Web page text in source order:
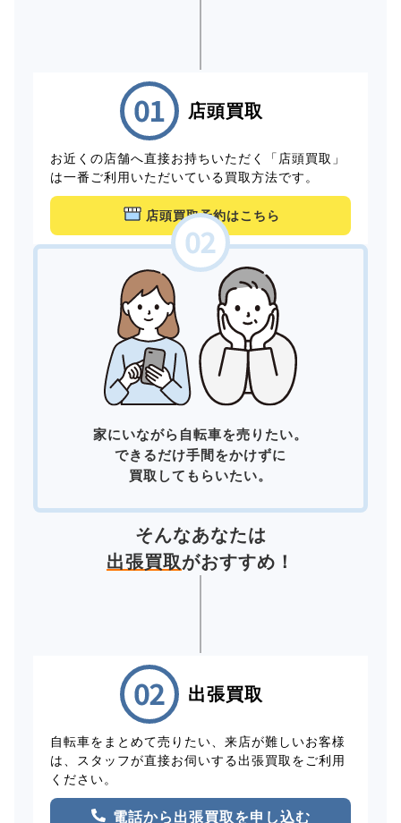
店頭買取
お近くの店舗へ直接お持ちいただく「店頭買取」
は一番ご利用いただいている買取方法です。
店頭買取予約はこちら
家にいながら自転車を売りたい。
できるだけ手間をかけずに
買取してもらいたい。
そんなあなたは
出張買取がおすすめ！
出張買取
自転車をまとめて売りたい、来店が難しいお客様
は、スタッフが直接お伺いする出張買取をご利用
ください。
電話から出張買取を申し込む